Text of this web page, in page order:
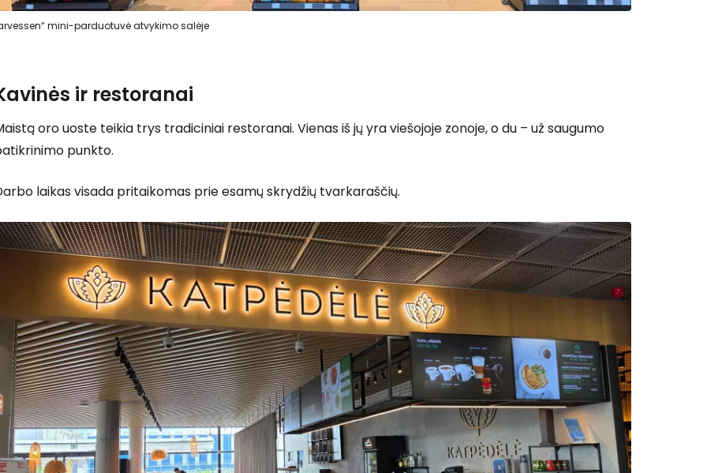
mini-parduotuvė atvykimo salėje
ir restoranai
oro uoste teikia trys tradiciniai restoranai. Vienas iš jų yra viešojoje zonoje, o du – už saugumo
punkto.
laikas visada pritaikomas prie esamų skrydžių tvarkaraščių.